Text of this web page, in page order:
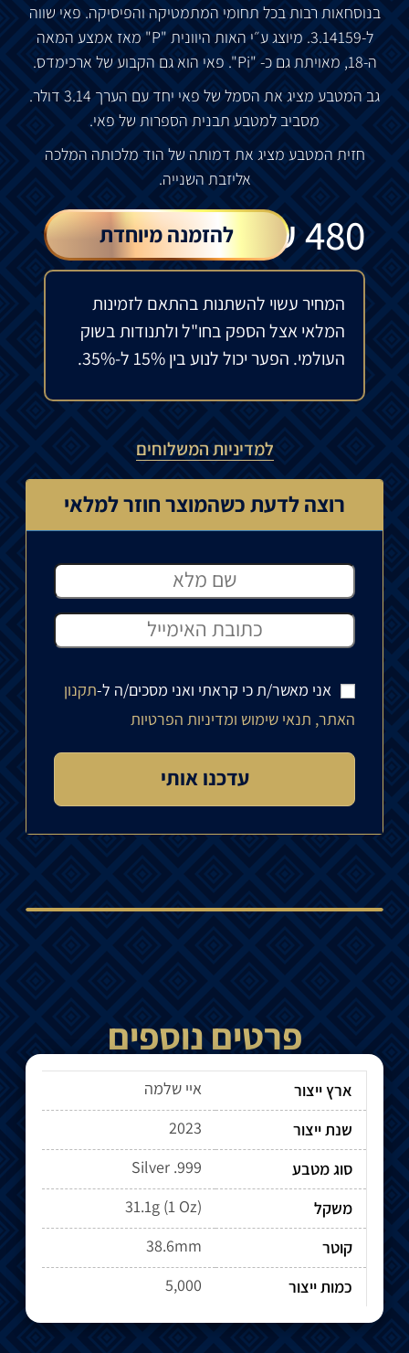
בנוסחאותרבותבכל תחומי המתמטיקה והפיסיקה. פאי שווה
ל-3.14159. מיוצגע״י האות היוונית "P" מאז אמצע המאה
ה-18, מאויתתגם כ- "Pi". פאי הואגם הקבוע של ארכימדס.
גב המטבע מציג את הסמל של פאי יחד עם הערך דולר.
מסביב למטבע תבנית הספרות של פאי.
חזית המטבע מציג את דמותה של הוד מלכותה המלכה
אליזבת השנייה.
480
₪ להזמנה מיוחדת
המחיר עשוי להשתנות בהתאם לזמינות
המלאי אצל הספק בחו"ל ולתנודות בשוק
העולמי. הפער יכול לנוע בין 15% ל-35%.
למדיניות המשלוחים
רוצה לדעת כשהמוצר חוזר למלאי
אני מאשר/ת כי קראתי ואני מסכים/ה ל-תקנון
האתר, תנאי שימוש ומדיניות הפרטיות
פרטים נוספים
ארץ ייצור
איי שלמה
שנת ייצור
2023
סוג מטבע
Silver .999
משקל
31.1g (1 Oz)
קוטר
38.6mm
כמות ייצור
5,000